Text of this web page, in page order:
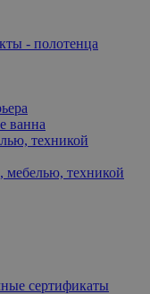
- полотенца
ванна
техникой
мебелью, техникой
сертификаты